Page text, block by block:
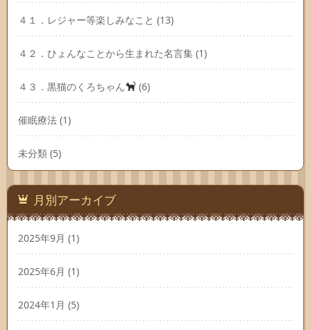
４１．レジャー等楽しみなこと (13)
４２．ひょんなことから生まれた名言集 (1)
４３．黒猫のくろちゃん (6)
催眠療法 (1)
未分類 (5)
月別アーカイブ
2025年9月 (1)
2025年6月 (1)
2024年1月 (5)